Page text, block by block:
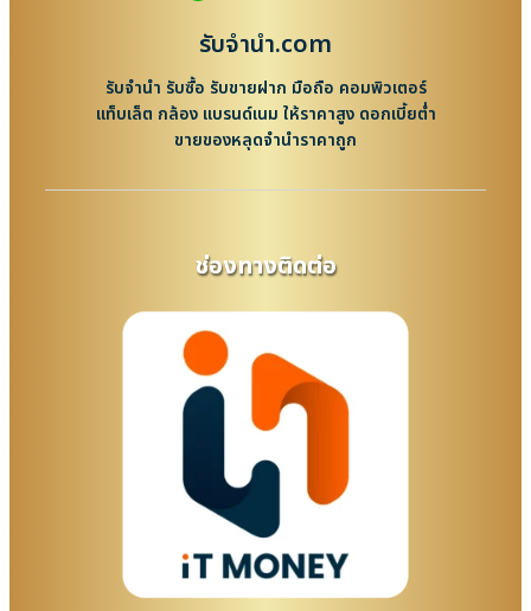
รับจํานํา.com
รับจำนำ รับซื้อ รับขายฝาก มือถือ คอมพิวเตอร์
แท็บเล็ต กล้อง แบรนด์เนม ให้ราคาสูง ดอกเบี้ยต่ำ
ขายของหลุดจำนำราคาถูก
ช่องทางติดต่อ